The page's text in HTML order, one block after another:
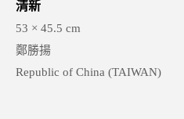
清新
53 × 45.5 cm
鄭勝揚
Republic of China (TAIWAN)